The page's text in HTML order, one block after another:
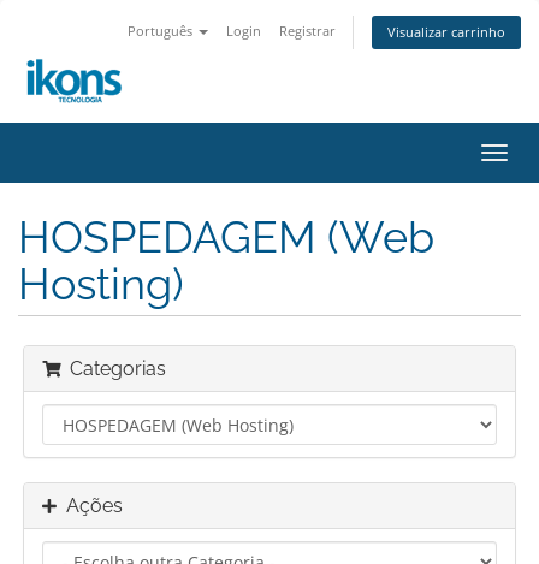
Português Login Registrar Visualizar carrinho
HOSPEDAGEM (Web
Hosting)
Categorias
Ações